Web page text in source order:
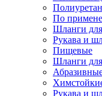
По
Шланги
Рукава и
Пищевые
Шланги для
Рукава и